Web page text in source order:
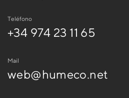
Teléfono
+34 974 23 11 65
Mail
web@humeco.net